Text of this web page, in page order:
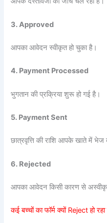
3. Approved
आपका आवेदन स्वीकृत हो चुका है।
4. Payment Processed
भुगतान की प्रक्रिया शुरू हो गई है।
5. Payment Sent
छात्रवृत्ति की राशि आपके खाते में भेज
6. Rejected
आपका आवेदन किसी कारण से
कई बच्चों का फॉर्म क्यों Reject हो